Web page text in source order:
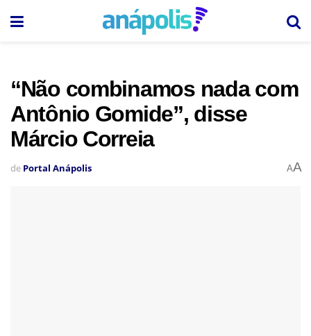
“Não combinamos nada com
Antônio Gomide”, disse
Márcio Correia
de Portal Anápolis AA